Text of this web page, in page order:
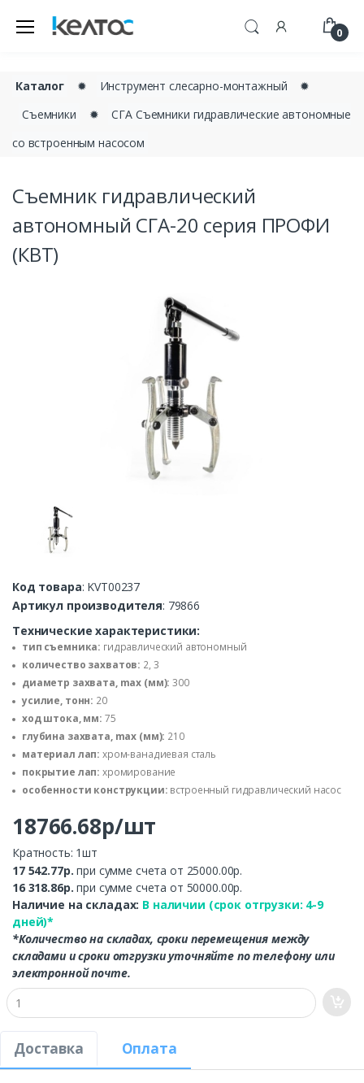
0
Каталог ✹ Инструмент слесарно-монтажный
✹
Съемники
✹
СГА Съемники гидравлические автономные
со встроенным насосом
Съемник гидравлический
автономный СГА-20 серия ПРОФИ
(КВТ)
Код товара: KVT00237
Артикул производителя: 79866
Технические характеристики:
тип съемника: гидравлический автономный
количество захватов: 2, 3
диаметр захвата, max (мм): 300
усилие, тонн: 20
ход штока, мм: 75
глубина захвата, max (мм): 210
материал лап: хром-ванадиевая сталь
покрытие лап: хромирование
особенности конструкции: встроенный гидравлический насос
18766.68р/шт
Кратность: 1шт
17 542.77р.при сумме счета от 25000.00р.
16 318.86р.при сумме счета от 50000.00р.
Наличие на складах: В наличии (срок отгрузки: 4-9
дней)*
*Количество на складах, сроки перемещения между
складами и сроки отгрузки уточняйте по телефону или
электронной почте.
Доставка Оплата